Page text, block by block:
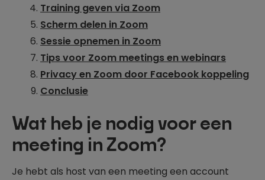
Training geven via Zoom
Scherm delen in Zoom
Sessie opnemen in Zoom
Tips voor Zoom meetings en webinars
Privacy en Zoom door Facebook koppeling
Conclusie
Wat heb je nodig voor een
meeting in Zoom?
Je hebt als host van een meeting een account